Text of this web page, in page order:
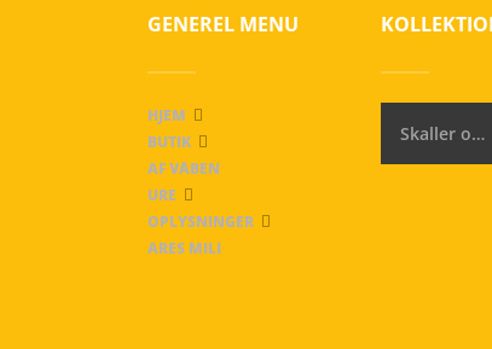
GENEREL MENU
HJEM
BUTIK
AF VÅBEN
URE
OPLYSNINGER
ARES MILI
Skaller og raketter